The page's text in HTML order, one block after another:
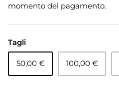
momento del pagamento.
Tagli
50,00 € 100,00 €